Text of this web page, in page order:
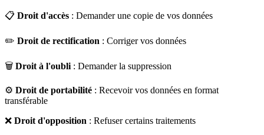
📋 Droit d'accès : Demander une copie de vos données
✏️ Droit de rectification : Corriger vos données
🗑️ Droit à l'oubli : Demander la suppression
⚙️ Droit de portabilité : Recevoir vos données en format
transférable
❌ Droit d'opposition : Refuser certains traitements